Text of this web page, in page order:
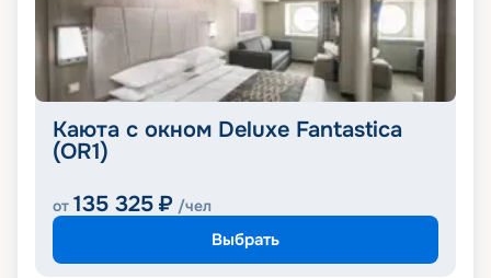
Каюта с окном Deluxe Fantastica
(OR1)
от 135 325 ₽ /чел
Выбрать